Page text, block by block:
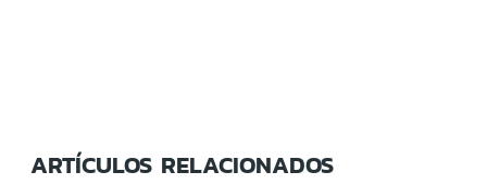
ARTÍCULOS RELACIONADOS